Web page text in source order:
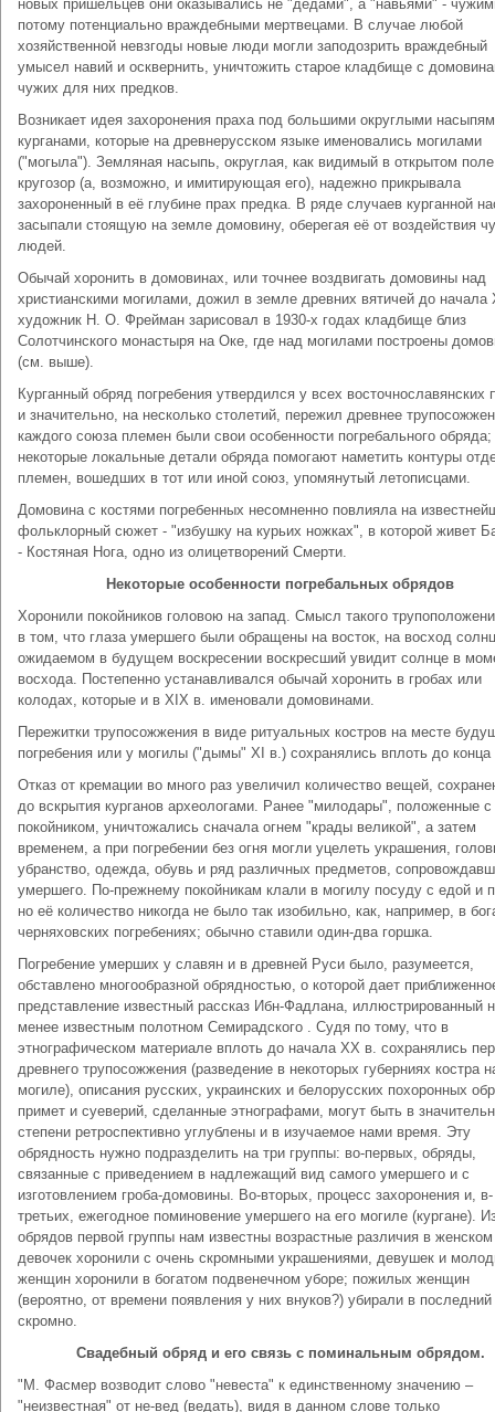
новых пришельцев они оказывались не "дедами", а "навьями" -
потому потенциально враждебными мертвецами. В случае любой
хозяйственной невзгоды новые люди могли заподозрить враждебный
умысел навий и осквернить, уничтожить старое кладбище с
чужих для них предков.
Возникает идея захоронения праха под большими округлыми
курганами, которые на древнерусском языке именовались могилами
("могыла"). Земляная насыпь, округлая, как видимый в открытом поле
кругозор (а, возможно, и имитирующая его), надежно прикрывала
захороненный в её глубине прах предка. В ряде случаев курганной
засыпали стоящую на земле домовину, оберегая её от воздействия
людей.
Обычай хоронить в домовинах, или точнее воздвигать домовины над
христианскими могилами, дожил в земле древних вятичей до начала
художник Н. О. Фрейман зарисовал в 1930-х годах кладбище близ
Солотчинского монастыря на Оке, где над могилами построены
(см. выше).
Курганный обряд погребения утвердился у всех восточнославянских
и значительно, на несколько столетий, пережил древнее
каждого союза племен были свои особенности погребального обряда;
некоторые локальные детали обряда помогают наметить контуры
племен, вошедших в тот или иной союз, упомянутый летописцами.
Домовина с костями погребенных несомненно повлияла на
фольклорный сюжет - "избушку на курьих ножках", в которой живет
- Костяная Нога, одно из олицетворений Смерти.
Некоторые особенности погребальных обрядов
Хоронили покойников головою на запад. Смысл такого
в том, что глаза умершего были обращены на восток, на восход
ожидаемом в будущем воскресении воскресший увидит солнце в
восхода. Постепенно устанавливался обычай хоронить в гробах или
колодах, которые и в XIX в. именовали домовинами.
Пережитки трупосожжения в виде ритуальных костров на месте
погребения или у могилы ("дымы" XI в.) сохранялись вплоть до
Отказ от кремации во много раз увеличил количество вещей,
до вскрытия курганов археологами. Ранее "милодары", положенные с
покойником, уничтожались сначала огнем "крады великой", а затем
временем, а при погребении без огня могли уцелеть украшения,
убранство, одежда, обувь и ряд различных предметов,
умершего. По-прежнему покойникам клали в могилу посуду с едой и
но её количество никогда не было так изобильно, как, например, в
черняховских погребениях; обычно ставили один-два горшка.
Погребение умерших у славян и в древней Руси было, разумеется,
обставлено многообразной обрядностью, о которой дает
представление известный рассказ Ибн-Фадлана, иллюстрированный
менее известным полотном Семирадского . Судя по тому, что в
этнографическом материале вплоть до начала XX в. сохранялись
древнего трупосожжения (разведение в некоторых губерниях костра
могиле), описания русских, украинских и белорусских похоронных
примет и суеверий, сделанные этнографами, могут быть в
степени ретроспективно углублены и в изучаемое нами время. Эту
обрядность нужно подразделить на три группы: во-первых, обряды,
связанные с приведением в надлежащий вид самого умершего и с
изготовлением гроба-домовины. Во-вторых, процесс захоронения и, в-
третьих, ежегодное поминовение умершего на его могиле (кургане).
обрядов первой группы нам известны возрастные различия в
девочек хоронили с очень скромными украшениями, девушек и
женщин хоронили в богатом подвенечном уборе; пожилых женщин
(вероятно, от времени появления у них внуков?) убирали в последний
скромно.
Свадебный обряд и его связь с поминальным обрядом.
"М. Фасмер возводит слово "невеста" к единственному значению –
"неизвестная" от не-вед (ведать), видя в данном слове только